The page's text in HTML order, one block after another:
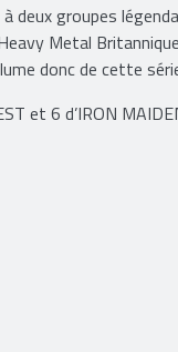
deux groupes
Metal
donc de cette
et 6 d’IRON